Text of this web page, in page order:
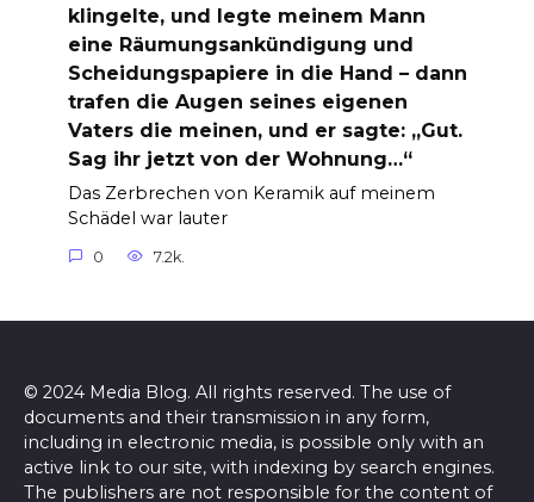
klingelte, und legte meinem Mann
eine Räumungsankündigung und
Scheidungspapiere in die Hand – dann
trafen die Augen seines eigenen
Vaters die meinen, und er sagte: „Gut.
Sag ihr jetzt von der Wohnung…“
Das Zerbrechen von Keramik auf meinem
Schädel war lauter
0 7.2k.
© 2024 Media Blog. All rights reserved. The use of
documents and their transmission in any form,
including in electronic media, is possible only with an
active link to our site, with indexing by search engines.
The publishers are not responsible for the content of